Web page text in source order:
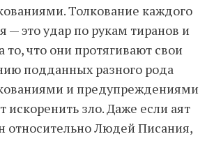
Толкование каждого
— это удар по рукам тиранов и
то, что они протягивают свои
подданных разного рода
и предупреждениями
искоренить зло. Даже если аят
относительно Людей Писания,